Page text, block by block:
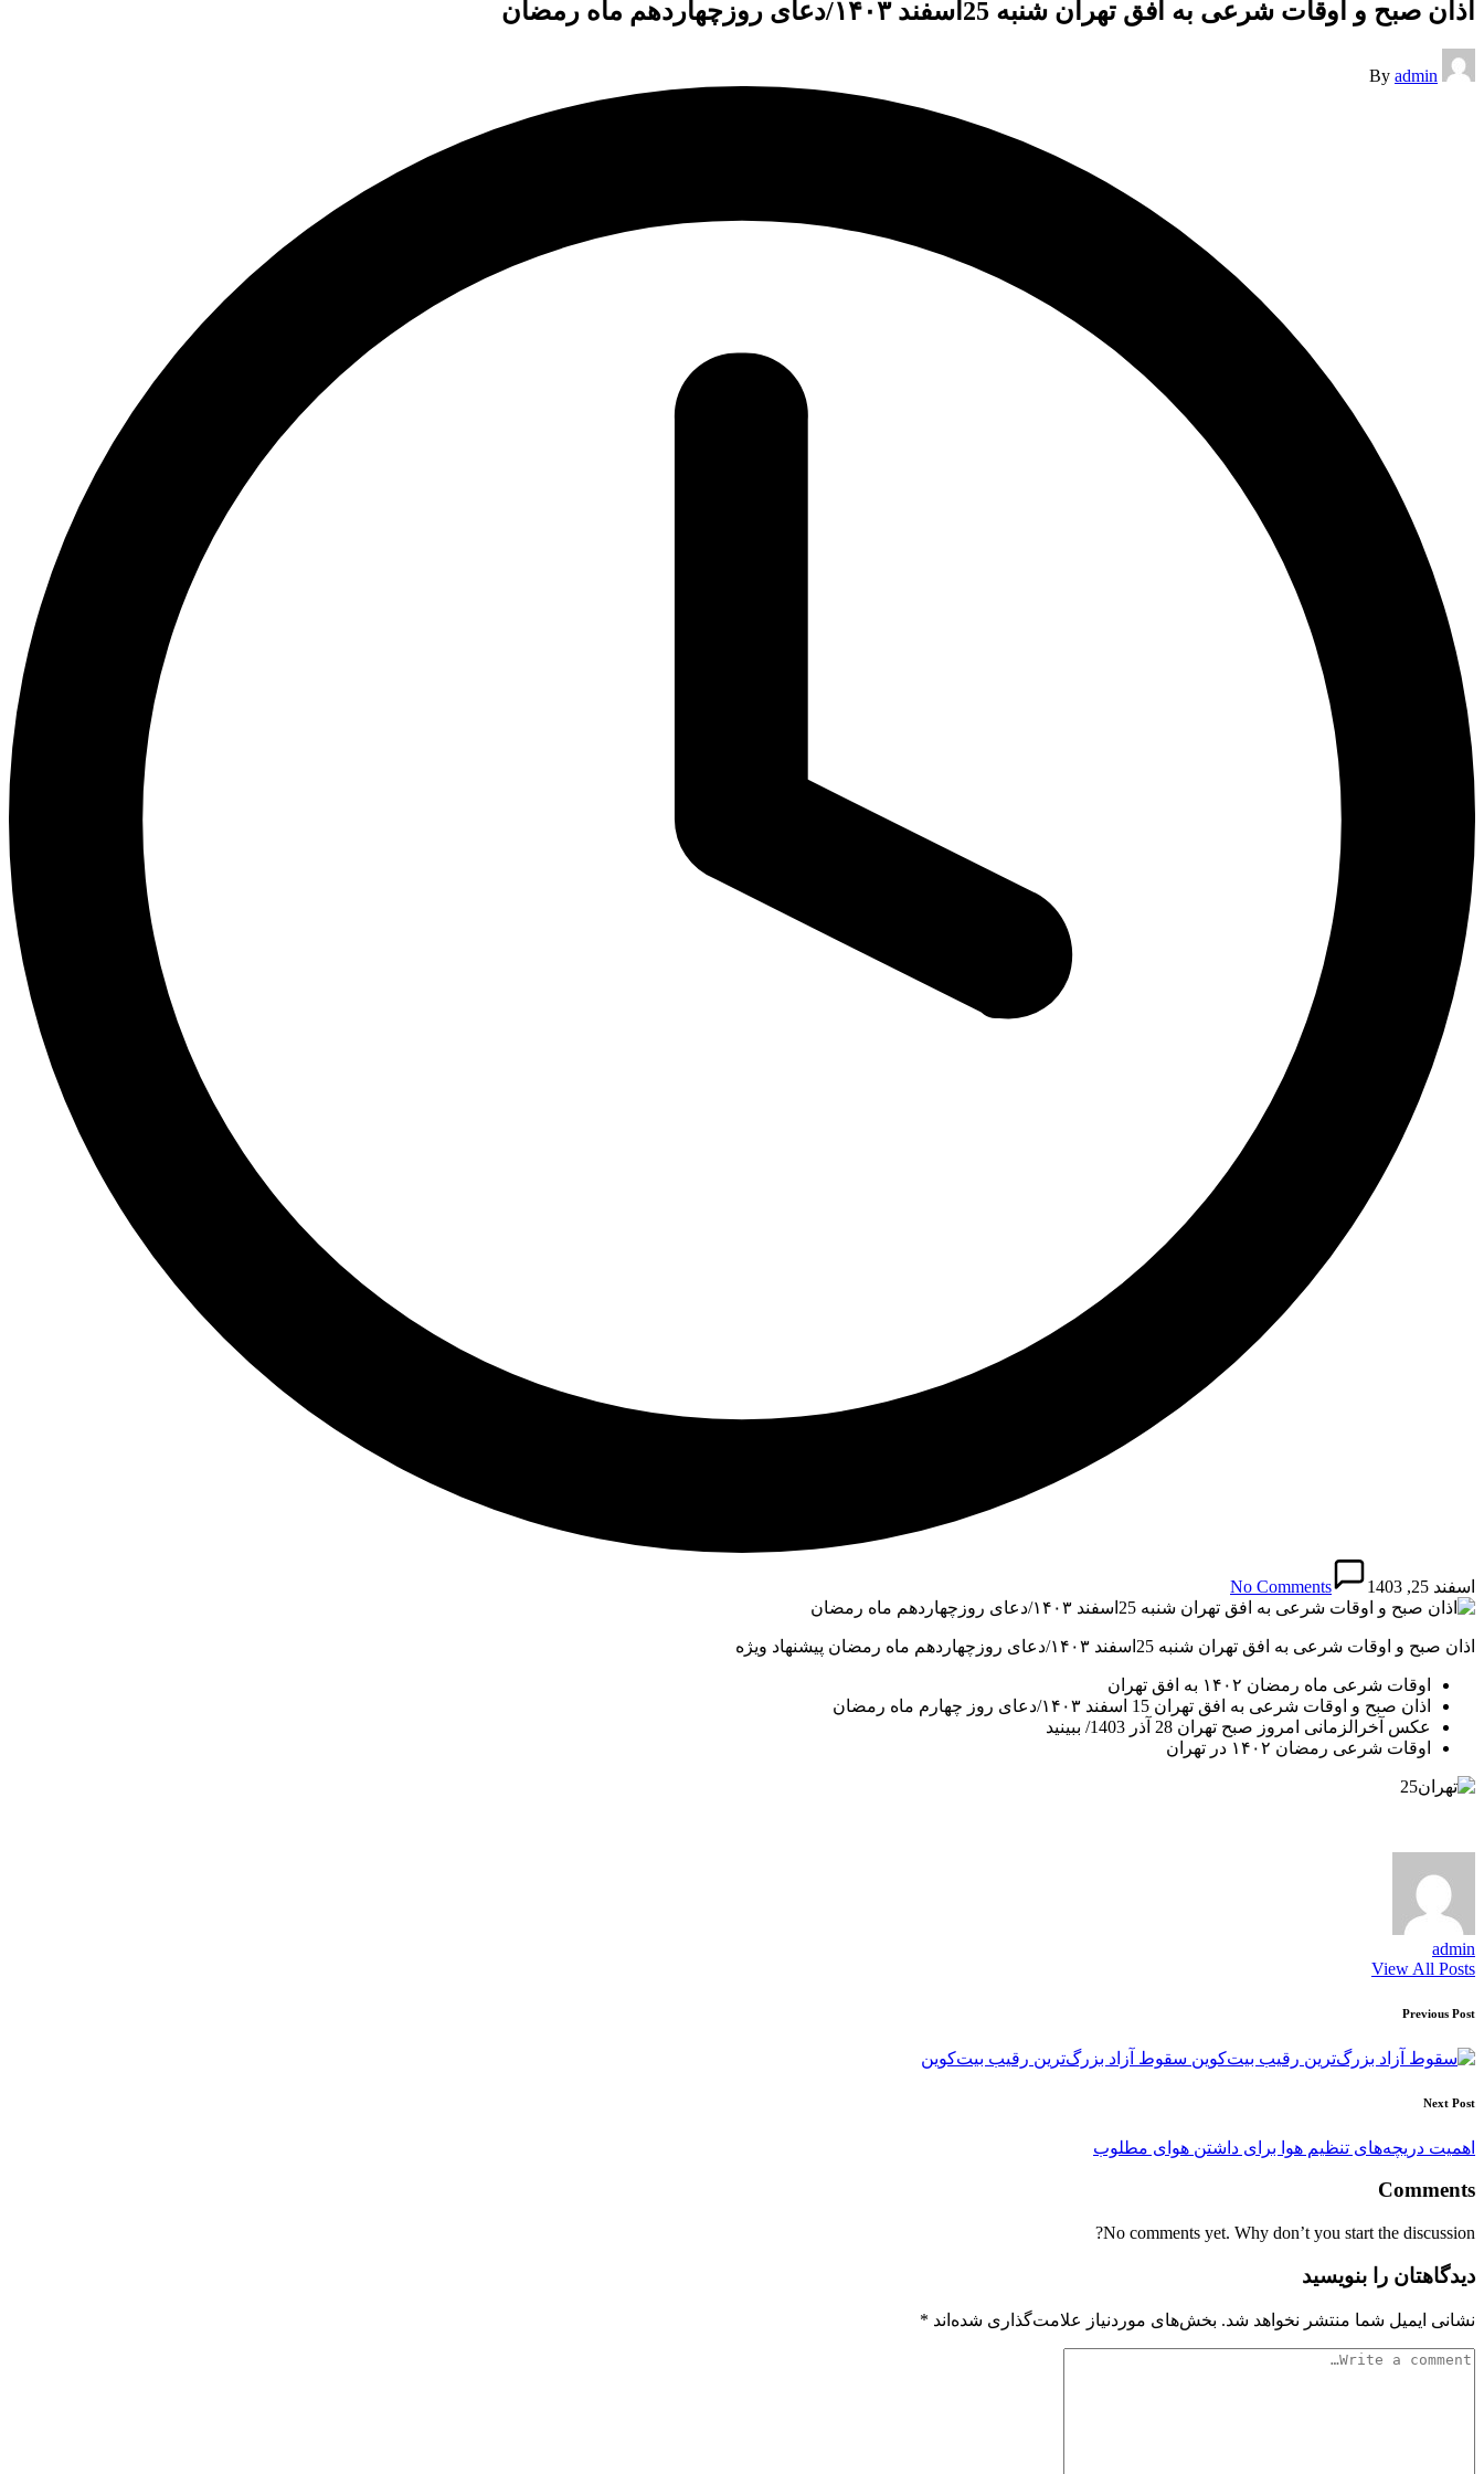
اذان صبح و اوقات شرعی به افق تهران شنبه 25اسفند ۱۴۰۳/دعای روزچهاردهم ماه رمضان
Posted
by
By admin
اسفند 25, 1403 No Comments
اذان صبح و اوقات شرعی به افق تهران شنبه 25اسفند ۱۴۰۳/دعای روزچهاردهم ماه رمضان پیشنهاد ویژه
اوقات شرعی ماه رمضان ۱۴۰۲ به افق تهران
اذان صبح و اوقات شرعی به افق تهران 15 اسفند ۱۴۰۳/دعای روز چهارم ماه رمضان
عکس آخرالزمانی امروز صبح تهران 28 آذر 1403/ ببینید
اوقات شرعی رمضان ۱۴۰۲ در تهران
admin
View All Posts
Post
navigation
Previous Post
سقوط آزاد بزرگ‌ترین رقیب بیت‌کوین
Next Post
اهمیت دریچه‌های تنظیم هوا برای داشتن هوای مطلوب
Comments
No comments yet. Why don’t you start the discussion?
دیدگاهتان را بنویسید
نشانی ایمیل شما منتشر نخواهد شد. بخش‌های موردنیاز علامت‌گذاری شده‌اند *